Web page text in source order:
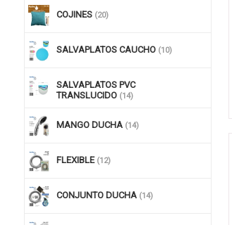
COJINES (20)
SALVAPLATOS CAUCHO (10)
SALVAPLATOS PVC
TRANSLUCIDO (14)
MANGO DUCHA (14)
FLEXIBLE (12)
CONJUNTO DUCHA (14)